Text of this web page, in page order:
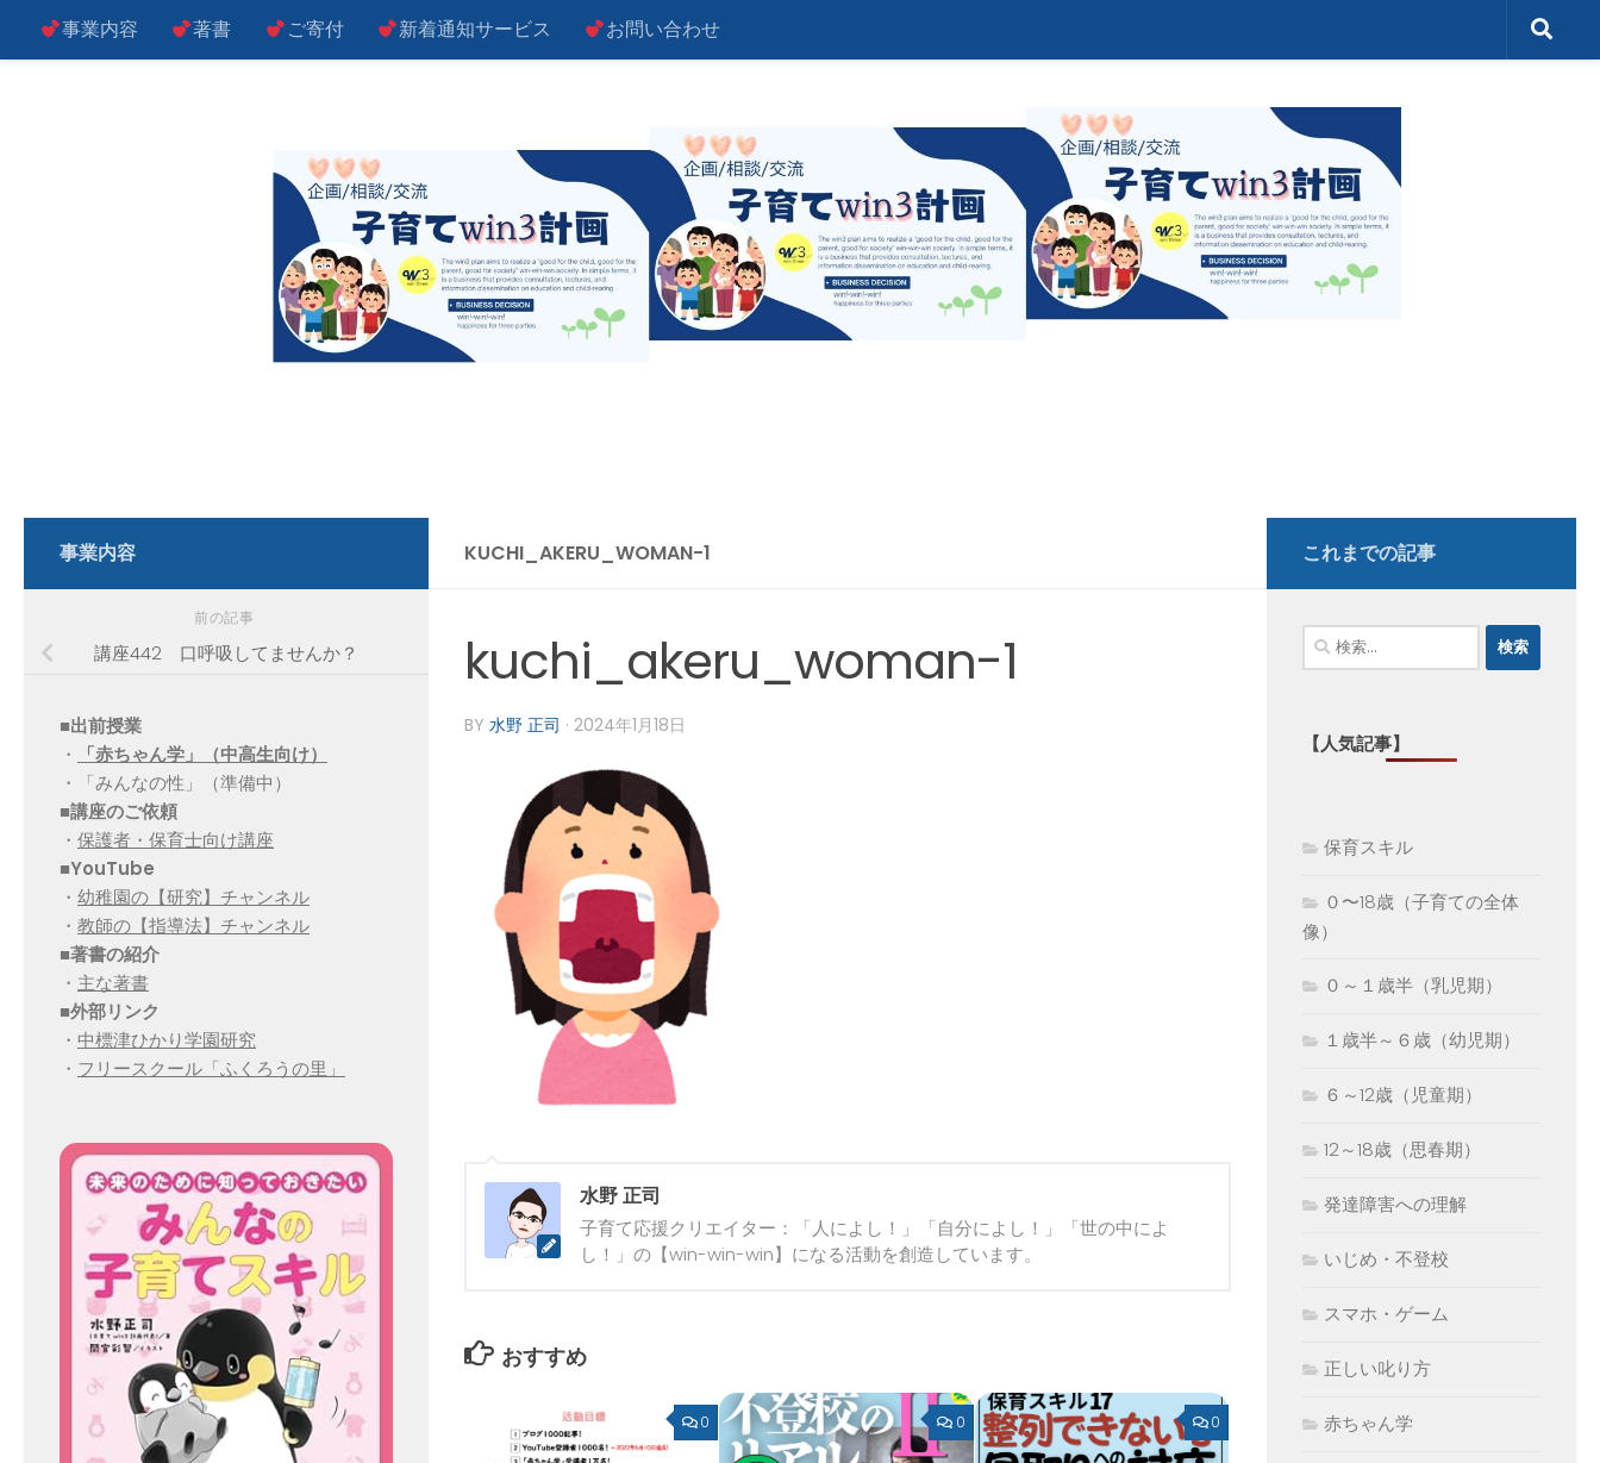
コンテンツへスキップ
事業内容 著書 ご寄付 新着通知サービス お問い合わせ
KUCHI_AKERU_WOMAN-1
kuchi_akeru_woman-1
BY 水野 正司 · 2024年1月18日
水野 正司
子育て応援クリエイター：「人によし！」「自分によし！」「世の中によ
し！」の【win-win-win】になる活動を創造しています。
おすすめ
0 0 0
事業内容
前の記事
講座442 口呼吸してませんか？
■出前授業
・
「赤ちゃん学」（中高生向け）
・「みんなの性」（準備中）
■講座のご依頼
・ 保護者・保育士向け講座
■YouTube
・ 幼稚園の【研究】チャンネル
・ 教師の【指導法】チャンネル
■著書の紹介
・ 主な著書
■外部リンク
・ 中標津ひかり学園研究
・ フリースクール「ふくろうの里」
これまでの記事
検
索:
【人気記事】
保育スキル
０〜18歳（子育ての全体
像）
０～１歳半（乳児期）
１歳半～６歳（幼児期）
６～12歳（児童期）
12～18歳（思春期）
発達障害への理解
いじめ・不登校
スマホ・ゲーム
正しい叱り方
赤ちゃん学